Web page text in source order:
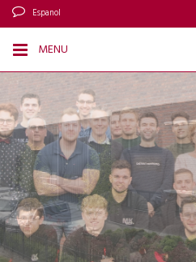
Espanol
MENU